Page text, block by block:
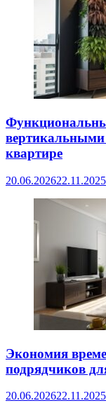
вертикальными
квартире
20.06.202622.11.2025
Экономия
подрядчиков
20.06.202622.11.2025